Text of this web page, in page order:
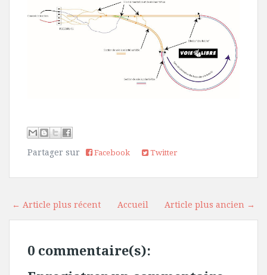
Partager sur Facebook Twitter
← Article plus récent Article plus ancien →
Accueil
0 commentaire(s):